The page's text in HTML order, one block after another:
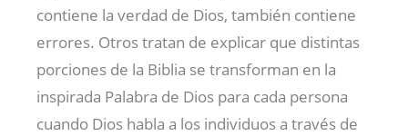
contiene la verdad de Dios, también contiene
errores. Otros tratan de explicar que distintas
porciones de la Biblia se transforman en la
inspirada Palabra de Dios para cada persona
cuando Dios habla a los individuos a través de